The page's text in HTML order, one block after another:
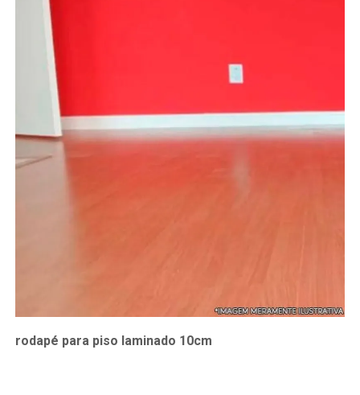
rodapé para piso laminado 10cm